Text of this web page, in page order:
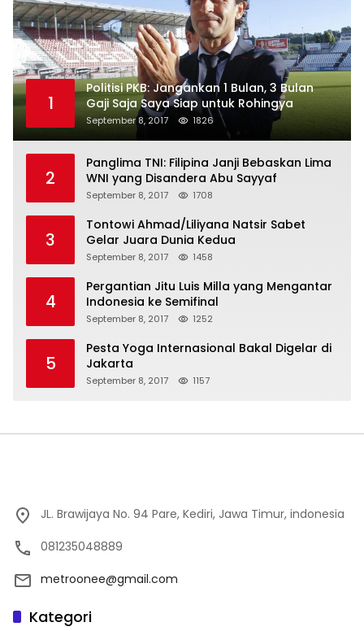
1
Politisi PKB: Jangankan 1 Bulan, 3 Bulan
Gaji Saja Saya Siap untuk Rohingya
September 8, 2017 1826
2
Panglima TNI: Filipina Janji Bebaskan Lima
WNI yang Disandera Abu Sayyaf
September 8, 2017 1708
3
Tontowi Ahmad/Liliyana Natsir Sabet
Gelar Juara Dunia Kedua
September 8, 2017 1458
4
Pergantian Jitu Luis Milla yang Mengantar
Indonesia ke Semifinal
September 8, 2017 1252
5
Pesta Yoga Internasional Bakal Digelar di
Jakarta
September 8, 2017 1157
JL. Brawijaya No. 94 Pare, Kediri, Jawa Timur, indonesia
081235048889
metroonee@gmail.com
Kategori